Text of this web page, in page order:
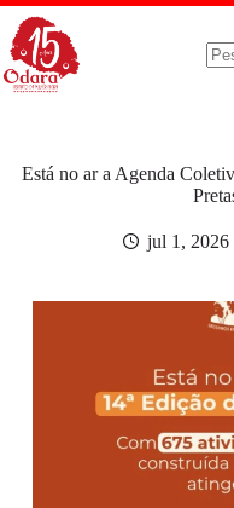
Pular
para
conteúdo
Está no ar a Agenda
jul 1, 2026